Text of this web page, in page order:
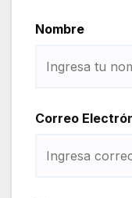
Nombre
Correo